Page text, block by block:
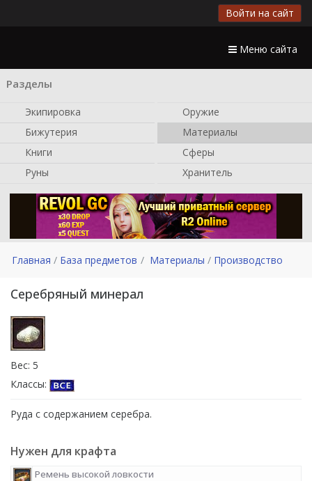
Войти на сайт
Меню сайта
Разделы
Экипировка
Оружие
Бижутерия
Материалы
Книги
Сферы
Руны
Хранитель
Главная База предметов Материалы Производство
Серебряный минерал
Вес: 5
Классы:
Руда с содержанием серебра.
Нужен для крафта
Ремень высокой ловкости